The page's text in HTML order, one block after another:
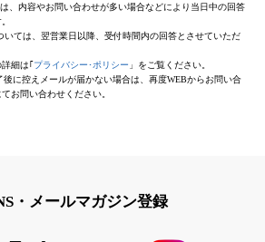
、内容やお問い合わせが多い場合などにより当日中の回答
ては、翌営業日以降、受付時間内の回答とさせていただ
細は｢プライバシー･ポリシー 」をご覧ください。
に控えメールが届かない場合は、再度WEBからお問い合
お問い合わせください。
・メールマガジン登録